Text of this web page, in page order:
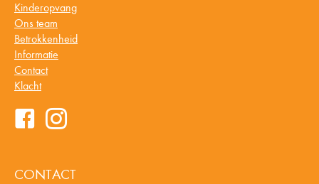
Kinderopvang
Ons team
Betrokkenheid
Informatie
Contact
Klacht
CONTACT